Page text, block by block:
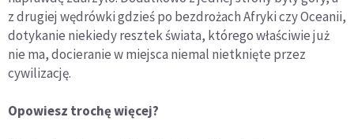
z drugiej wędrówki gdzieś po bezdrożach Afryki czy Oceanii,
dotykanie niekiedy resztek świata, którego właściwie już
nie ma, docieranie w miejsca niemal nietknięte przez
cywilizację.
Opowiesz trochę więcej?